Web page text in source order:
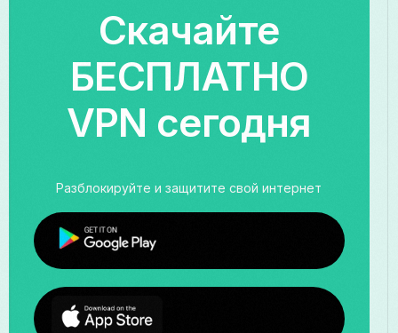
Скачайте
БЕСПЛАТНО
VPN сегодня
Разблокируйте и защитите свой интернет